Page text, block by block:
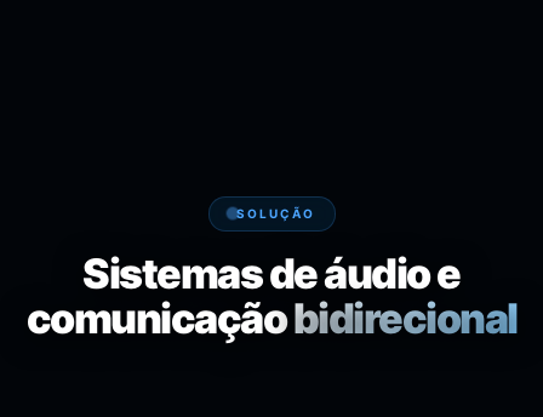
SOLUÇÃO
Sistemas de áudio e
comunicaçãobidirecional